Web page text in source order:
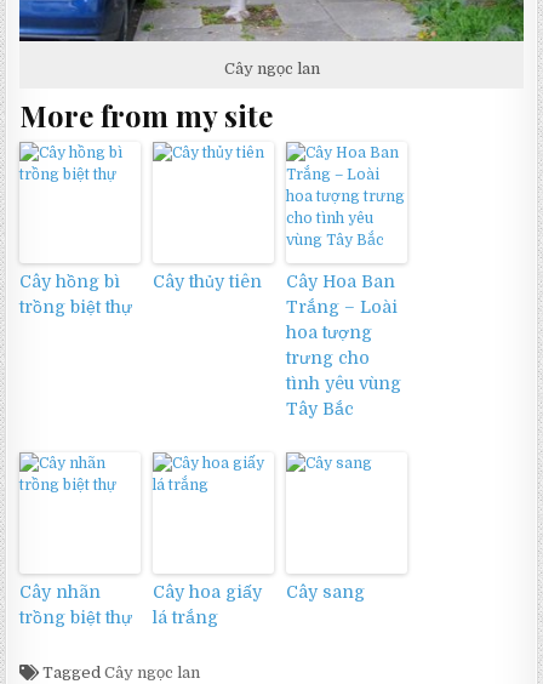
Cây ngọc lan
More from my site
Cây hồng bì
trồng biệt thự
Cây thủy tiên
Cây Hoa Ban
Trắng – Loài
hoa tượng
trưng cho
tình yêu vùng
Tây Bắc
Cây nhãn
trồng biệt thự
Cây hoa giấy
lá trắng
Cây sang
TaggedCây ngọc lan